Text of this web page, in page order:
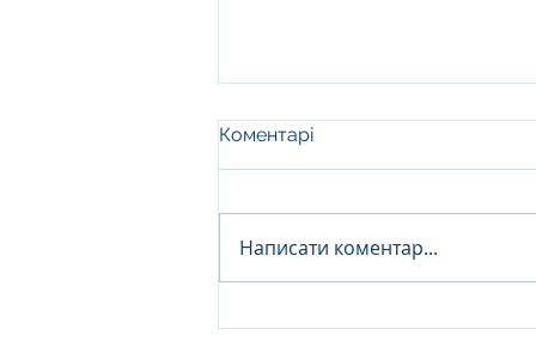
Коментарі
Написати коментар...